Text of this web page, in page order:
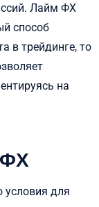
Лайм ФХ
способ
в трейдинге, то
на
ФХ
условия для